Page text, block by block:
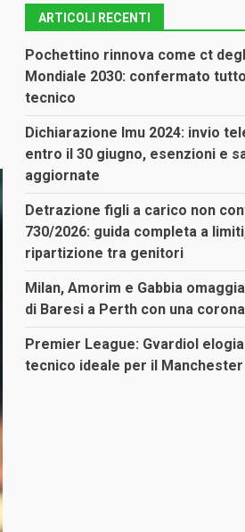
ARTICOLI RECENTI
Pochettino rinnova come ct
Mondiale 2030: confermato
tecnico
Dichiarazione Imu 2024: invio
entro il 30 giugno, esenzioni e
aggiornate
Detrazione figli a carico non
730/2026: guida completa a
ripartizione tra genitori
Milan, Amorim e Gabbia
di Baresi a Perth con una
Premier League: Gvardiol
tecnico ideale per il